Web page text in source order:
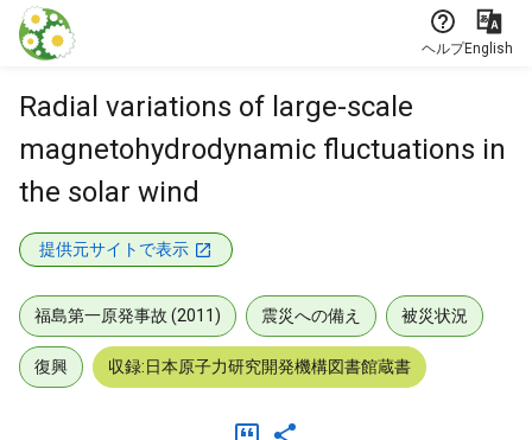
本文に飛ぶ
ヘルプEnglish
Radial variations of large-scale
magnetohydrodynamic fluctuations in
the solar wind
提供元サイトで表示
福島第一原発事故 (2011) 震災への備え 被災状況
復興 収録:日本原子力研究開発機構図書館蔵書